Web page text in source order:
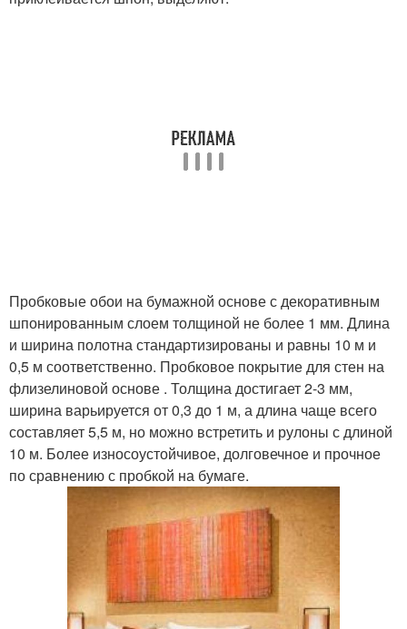
Пробковые обои на бумажной основе с декоративным
шпонированным слоем толщиной не более 1 мм. Длина
и ширина полотна стандартизированы и равны 10 м и
0,5 м соответственно. Пробковое покрытие для стен на
флизелиновой основе . Толщина достигает 2-3 мм,
ширина варьируется от 0,3 до 1 м, а длина чаще всего
составляет 5,5 м, но можно встретить и рулоны с длиной
10 м. Более износоустойчивое, долговечное и прочное
по сравнению с пробкой на бумаге.